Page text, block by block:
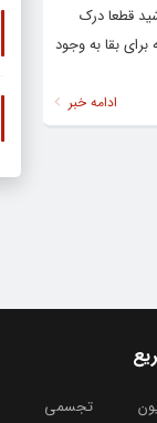
قطعا درک
بقا به وجود
ادامه خبر
تجسمی